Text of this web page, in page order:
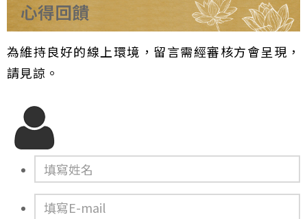
心得回饋
為維持良好的線上環境，留言需經審核方會呈現，
請見諒。